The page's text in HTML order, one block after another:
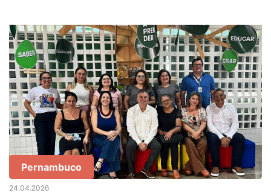
Pernambuco
24.04.2026